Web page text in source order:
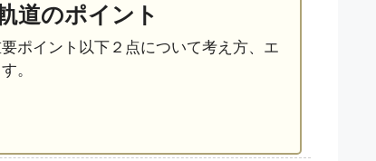
道のポイント
ポイント以下２点について考え方、エ
。